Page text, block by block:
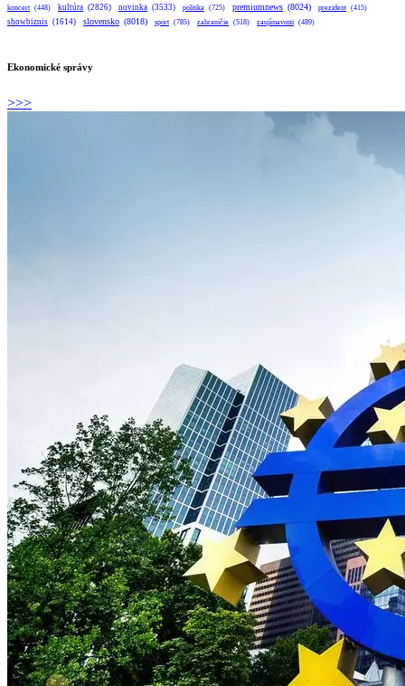
koncert (448) kultúra (2826) novinka (3533) politika (725) premiumnews (8024) prezident (415)
showbiznis (1614) slovensko (8018) sport (785) zahraničie (518) zaujímavosti (489)
Ekonomické správy
>>>